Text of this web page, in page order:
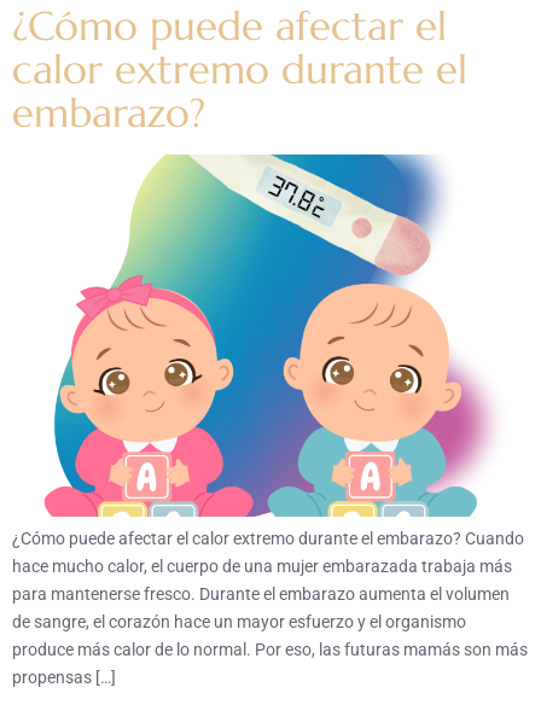
¿Cómo puede afectar el
calor extremo durante el
embarazo?
¿Cómo puede afectar el calor extremo durante el embarazo? Cuando
hace mucho calor, el cuerpo de una mujer embarazada trabaja más
para mantenerse fresco. Durante el embarazo aumenta el volumen
de sangre, el corazón hace un mayor esfuerzo y el organismo
produce más calor de lo normal. Por eso, las futuras mamás son más
propensas […]